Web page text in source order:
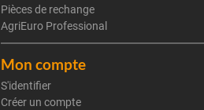
Pièces de rechange
AgriEuro Professional
Mon compte
S'identifier
Créer un compte